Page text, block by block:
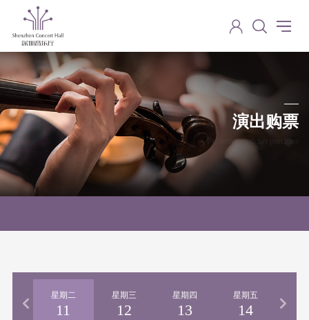
演出购票
Performance ticket purchase
星期二
11
星期三
12
星期四
13
星期五
14